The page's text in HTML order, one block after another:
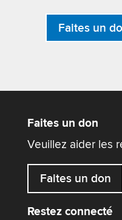
Faites un
Faites un don
Veuillez aider les
Faites un don
Restez connecté